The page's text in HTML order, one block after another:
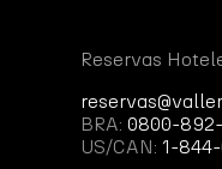
Reservas
BRA:0800-
US/CAN:1-